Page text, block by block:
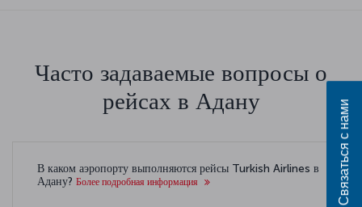
Часто задаваемые вопросы о
рейсах в Адану
В каком аэропорту выполняются рейсы Turkish Airlines в
Адану? Более подробная информация Связаться с нами